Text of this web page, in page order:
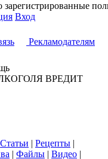
Вход
Рекламодателям
ВРЕДИТ
Статьи | Рецепты |
| Файлы | Видео |